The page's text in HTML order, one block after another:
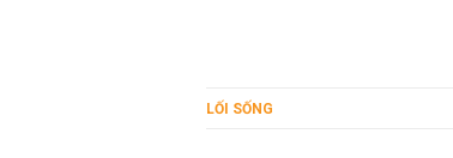
LỐI SỐNG